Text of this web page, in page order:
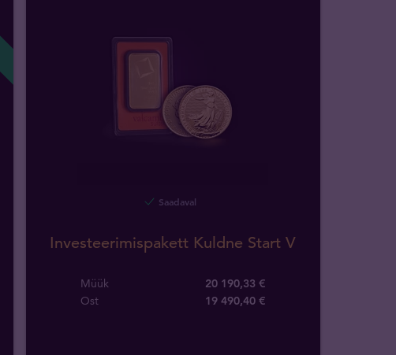
Saadaval
Investeerimispakett Kuldne Start V
Müük
20 190,33 €
Ost
19 490,40 €